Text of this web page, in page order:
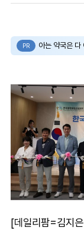
PR 아는 약국은 다
[데일리팜=김지